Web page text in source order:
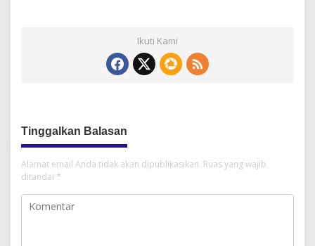
Ikuti Kami
Tinggalkan Balasan
Alamat email Anda tidak akan dipublikasikan. Ruas yang wajib
ditandai *